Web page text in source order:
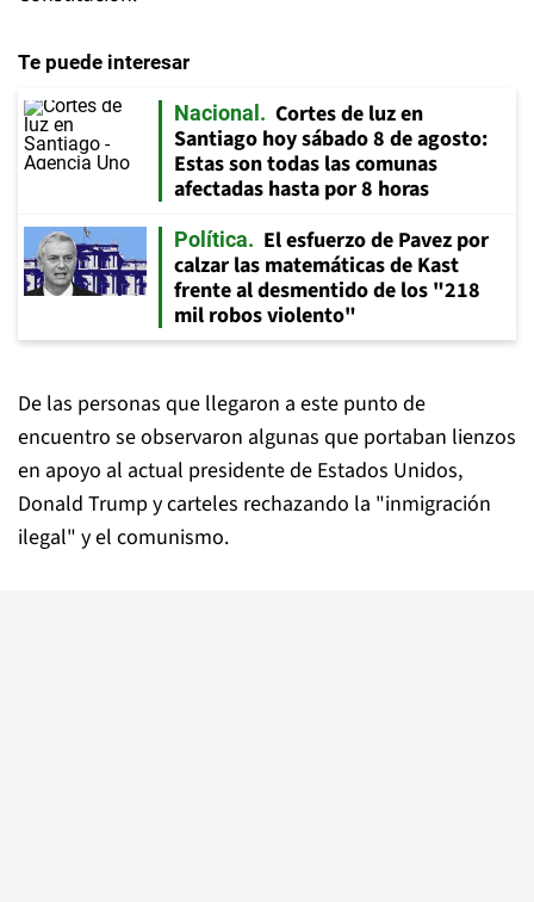
Te puede interesar
Nacional
Cortes de luz en
Santiago hoy sábado 8 de agosto:
Estas son todas las comunas
afectadas hasta por 8 horas
Política
El esfuerzo de Pavez por
calzar las matemáticas de Kast
frente al desmentido de los "218
mil robos violento"
De las personas que llegaron a este punto de
encuentro se observaron algunas que portaban lienzos
en apoyo al actual presidente de Estados Unidos,
Donald Trump y carteles rechazando la "inmigración
ilegal" y el comunismo.